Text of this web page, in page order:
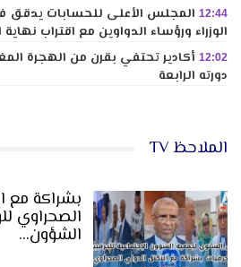
12:44 المجلس الأعلى للحسابات يدقق
الوزراء ورؤساء الدواوين مع اقتراب نهاية
12:02
دورته الرابعة
الملاحظ TV
بشراكة مع
الصحراوي
الشؤون…